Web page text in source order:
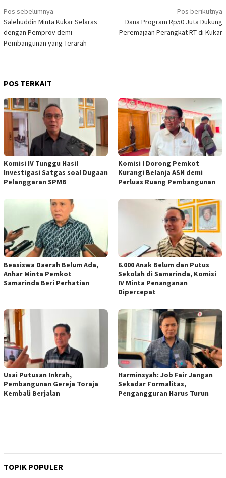
Navigasi
pos
Pos sebelumnya
Salehuddin Minta Kukar Selaras
dengan Pemprov demi
Pembangunan yang Terarah
Pos berikutnya
Dana Program Rp50 Juta Dukung
Peremajaan Perangkat RT di Kukar
POS TERKAIT
Komisi IV Tunggu Hasil
Investigasi Satgas soal Dugaan
Pelanggaran SPMB
Komisi I Dorong Pemkot
Kurangi Belanja ASN demi
Perluas Ruang Pembangunan
Beasiswa Daerah Belum Ada,
Anhar Minta Pemkot
Samarinda Beri Perhatian
6.000 Anak Belum dan Putus
Sekolah di Samarinda, Komisi
IV Minta Penanganan
Dipercepat
Usai Putusan Inkrah,
Pembangunan Gereja Toraja
Kembali Berjalan
Harminsyah: Job Fair Jangan
Sekadar Formalitas,
Pengangguran Harus Turun
TOPIK POPULER